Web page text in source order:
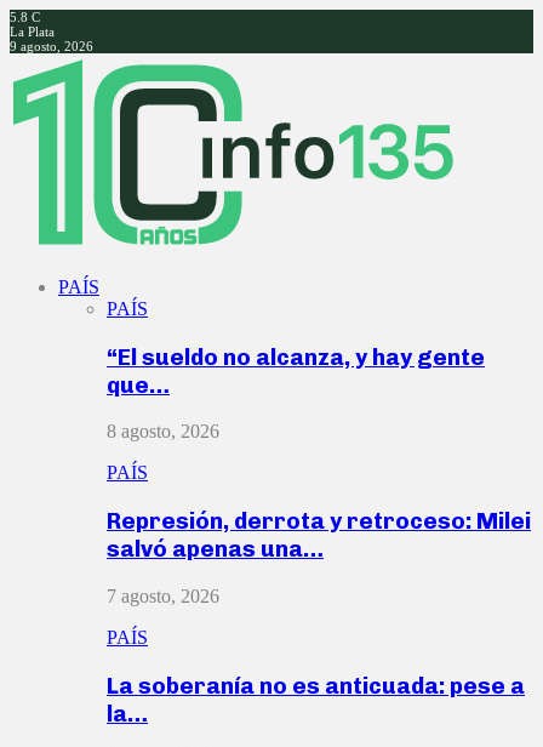
5.8 C
La Plata
9 agosto, 2026
Facebook
Twitter
Instagram
Youtube
PAÍS
PAÍS
“El sueldo no alcanza, y hay gente
que…
8 agosto, 2026
PAÍS
Represión, derrota y retroceso: Milei
salvó apenas una…
7 agosto, 2026
PAÍS
La soberanía no es anticuada: pese a
la…